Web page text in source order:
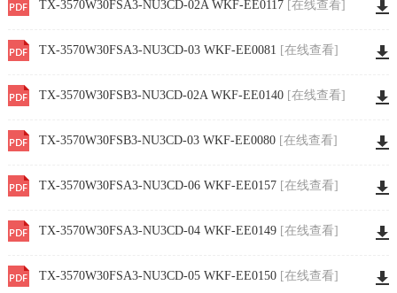
TX-3570W30FSA3-NU3CD-02A WKF-EE0117 [在线查看]
TX-3570W30FSA3-NU3CD-03 WKF-EE0081 [在线查看]
TX-3570W30FSB3-NU3CD-02A WKF-EE0140 [在线查看]
TX-3570W30FSB3-NU3CD-03 WKF-EE0080 [在线查看]
TX-3570W30FSA3-NU3CD-06 WKF-EE0157 [在线查看]
TX-3570W30FSA3-NU3CD-04 WKF-EE0149 [在线查看]
TX-3570W30FSA3-NU3CD-05 WKF-EE0150 [在线查看]